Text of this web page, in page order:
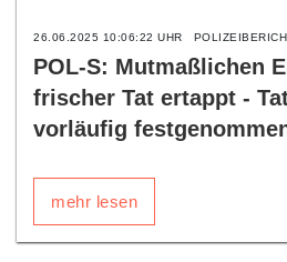
26.06.2025 10:06:22 UHR
POL-S: Mutmaßlichen
frischer Tat ertappt -
vorläufig
mehr lesen